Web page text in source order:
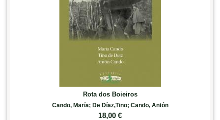
Rota dos Boieiros
Cando, María; De Díaz,Tino; Cando, Antón
18,00 €